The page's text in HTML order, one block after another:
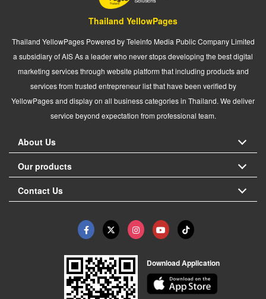
Thailand YellowPages
Thailand YellowPages Powered by Teleinfo Media Public Company Limited
a subsidiary of AIS As a leader who never stops developing the best digital
marketing services through website platform that including products and
services from trusted entrepreneur list that have been verified by
YellowPages and display on all business categories in Thailand. We deliver
service beyond expectation from professional team.
About Us
Our products
Contact Us
Download Application